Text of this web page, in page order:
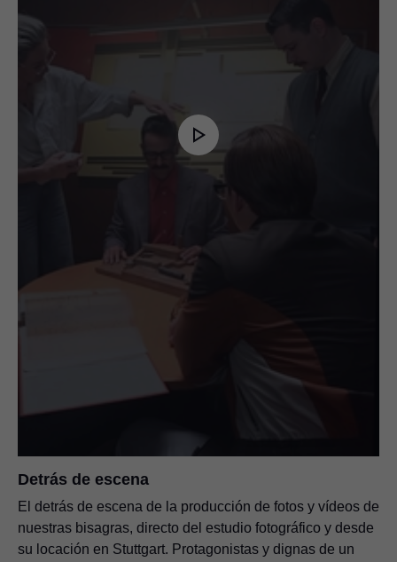
Detrás de escena
El detrás de escena de la producción de fotos y vídeos de
nuestras bisagras, directo del estudio fotográfico y desde
su locación en Stuttgart. Protagonistas y dignas de un